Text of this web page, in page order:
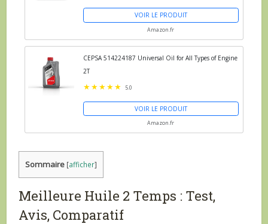
VOIR LE PRODUIT
Amazon.fr
CEPSA 514224187 Universal Oil for All Types of Engine
2T
5.0
VOIR LE PRODUIT
Amazon.fr
Sommaire [afficher]
Meilleure Huile 2 Temps : Test,
Avis, Comparatif